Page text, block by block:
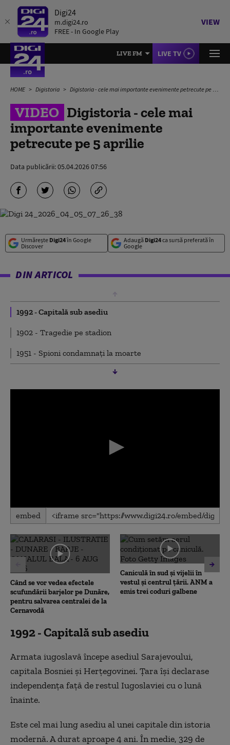
Digi24
m.digi24.ro
FREE - In Google Play
VIEW
LIVE FM LIVE TV
HOME Digistoria Digistoria - cele mai importante evenimente petrecute pe 5 aprilie
VIDEO Digistoria - cele mai
importante evenimente
petrecute pe 5 aprilie
Data publicării:05.04.2026 07:56
Urmărește Digi24în Google
Discover
Adaugă Digi24ca sursă preferată în
Google
DIN ARTICOL
1992 - Capitală sub asediu
1902 - Tragedie pe stadion
1951 - Spioni condamnați la moarte
0
seconds
0
seconds
embed
Când se vor vedea efectele
scufundării barjelor pe Dunăre,
pentru salvarea centralei de la
Cernavodă
Caniculă în sud și vijelii în
vestul și centrul țării. ANM a
emis trei coduri galbene
1992 - Capitală sub asediu
Armata iugoslavă începe asediul Sarajevoului,
capitala Bosniei și Herțegovinei. Țara își declarase
independența față de restul Iugoslaviei cu o lună
înainte.
Este cel mai lung asediu al unei capitale din istoria
modernă. A durat aproape 4 ani. În medie, 329 de